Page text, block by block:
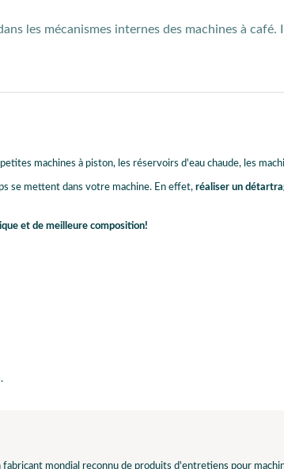
les mécanismes internes des machines à
machines à piston, les réservoirs d'eau chaude, les
se mettent dans votre machine. En effet, réaliser un
et de meilleure composition!
mondial reconnu de produits d'entretiens pour